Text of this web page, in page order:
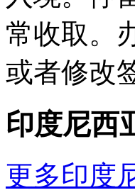
常收取。
或者修改
印度尼西
更多印度